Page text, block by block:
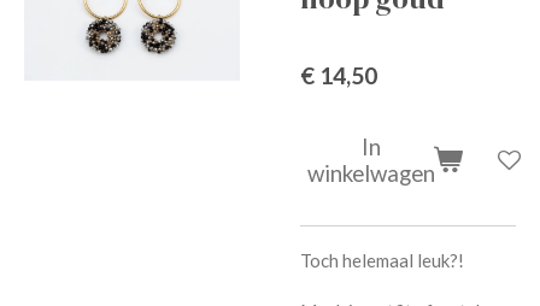
€ 14,50
In
winkelwagen
Toch helemaal leuk?!